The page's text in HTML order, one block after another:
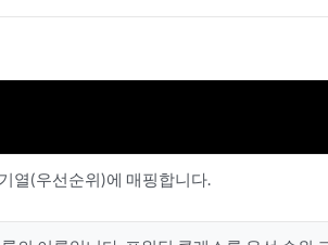
열(우선순위)에 매핑합니다.